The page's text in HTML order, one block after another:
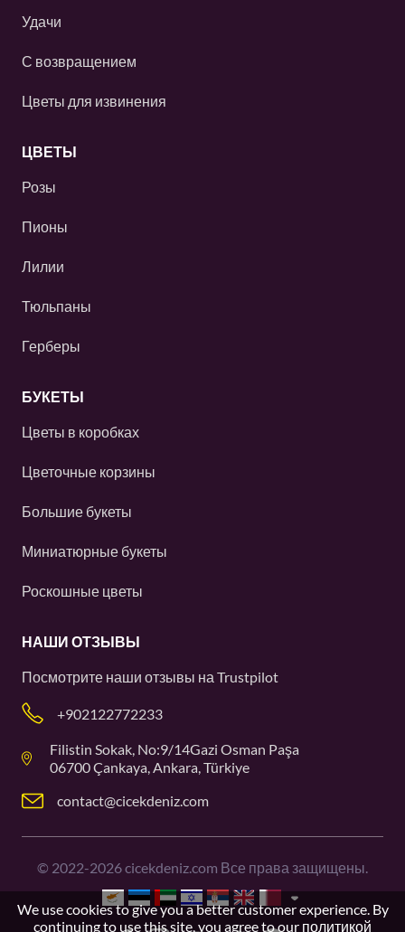
Удачи
С возвращением
Цветы для извинения
ЦВЕТЫ
Розы
Пионы
Лилии
Тюльпаны
Герберы
БУКЕТЫ
Цветы в коробках
Цветочные корзины
Большие букеты
Миниатюрные букеты
Роскошные цветы
НАШИ ОТЗЫВЫ
Посмотрите наши отзывы на Trustpilot
+902122772233
Filistin Sokak, No:9/14Gazi Osman Paşa
06700 Çankaya, Ankara, Türkiye
contact@cicekdeniz.com
© 2022-2026cicekdeniz.com Все права защищены.
We use cookies to give you a better customer experience. By
continuing to use this site, you agree to our политикой